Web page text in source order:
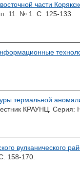
части
11. № 1. С. 125-133.
термальной
КРАУНЦ. Серия:
вулканического
158-170.